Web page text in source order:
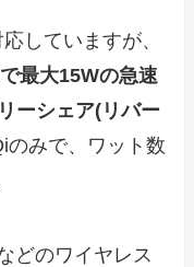
していますが、
最大15Wの急速
ーシェア(リバー
のみで、ワット数
どのワイヤレス